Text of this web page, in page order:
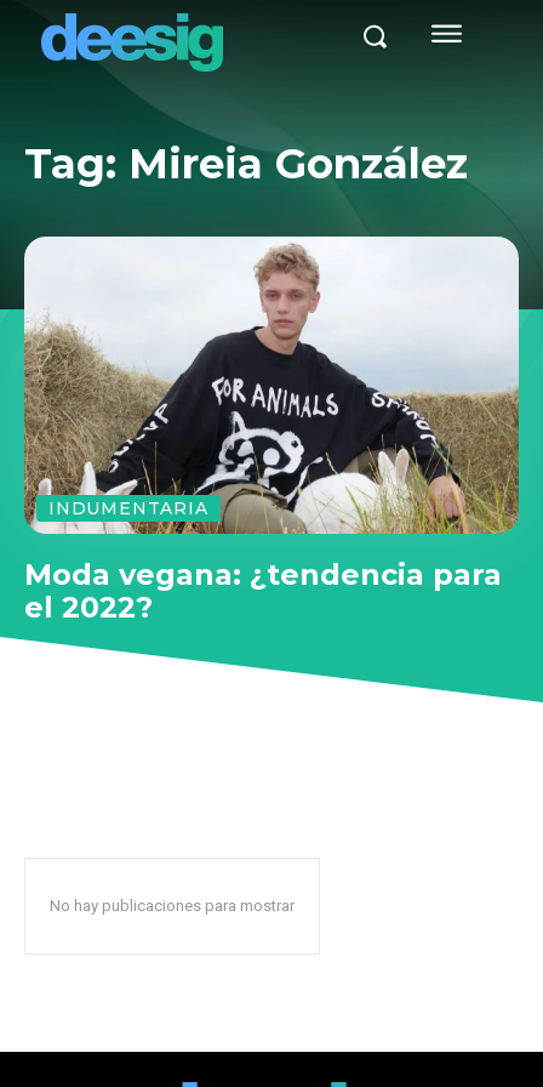
Tag: Mireia González
INDUMENTARIA
Moda vegana: ¿tendencia para
el 2022?
No hay publicaciones para mostrar